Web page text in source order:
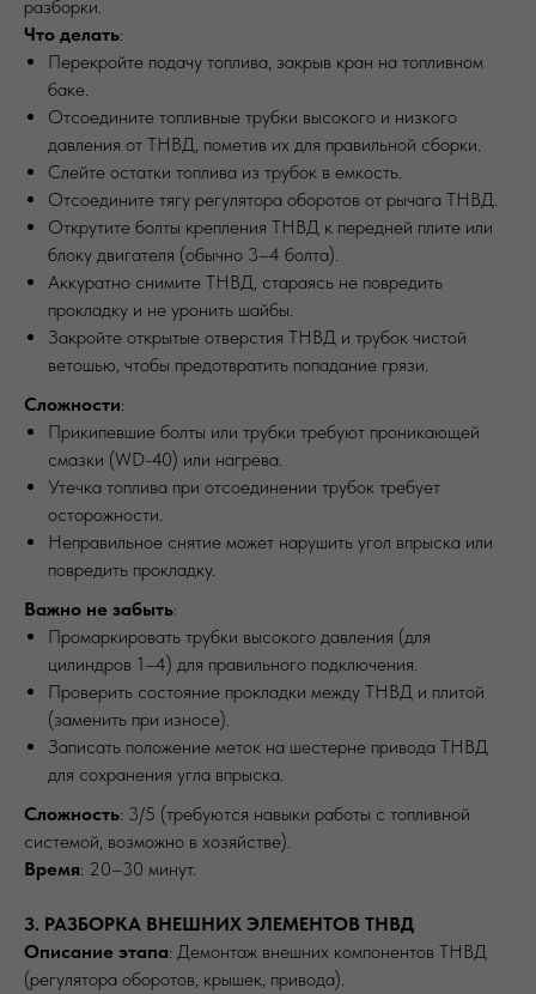
разборки.
Что делать:
Перекройте подачу топлива, закрыв кран на топливном
баке.
Отсоедините топливные трубки высокого и низкого
давления от ТНВД, пометив их для правильной сборки.
Слейте остатки топлива из трубок в емкость.
Отсоедините тягу регулятора оборотов от рычага ТНВД.
Открутите болты крепления ТНВД к передней плите или
блоку двигателя (обычно 3–4 болта).
Аккуратно снимите ТНВД, стараясь не повредить
прокладку и не уронить шайбы.
Закройте открытые отверстия ТНВД и трубок чистой
ветошью, чтобы предотвратить попадание грязи.
Сложности:
Прикипевшие болты или трубки требуют проникающей
смазки (WD-40) или нагрева.
Утечка топлива при отсоединении трубок требует
осторожности.
Неправильное снятие может нарушить угол впрыска или
повредить прокладку.
Важно не забыть:
Промаркировать трубки высокого давления (для
цилиндров 1–4) для правильного подключения.
Проверить состояние прокладки между ТНВД и плитой
(заменить при износе).
Записать положение меток на шестерне привода ТНВД
для сохранения угла впрыска.
Сложность: 3/5 (требуются навыки работы с топливной
системой, возможно в хозяйстве).
Время: 20–30 минут.
3. РАЗБОРКА ВНЕШНИХ ЭЛЕМЕНТОВ ТНВД
Описание этапа: Демонтаж внешних компонентов ТНВД
(регулятора оборотов, крышек, привода).
ВЫЕЗД
МЕХАНИКА